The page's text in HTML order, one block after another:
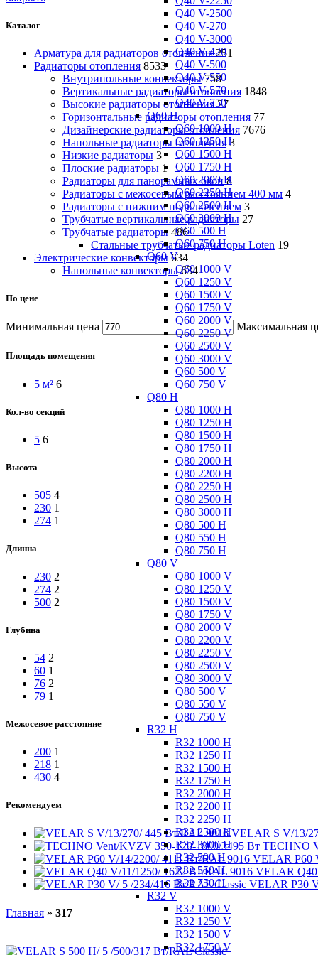
Q40 V-2500
Q40 V-270
Q40 V-3000
Q40 V-420
Q40 V-500
Q40 V-550
Q40 V-570
Q40 V-750
Q60 H
Q60 1000 H
Q60 1250 H
Q60 1500 H
Q60 1750 H
Q60 2000 H
Q60 2250 H
Q60 2500 H
Q60 3000 H
Q60 500 H
Q60 750 H
Q60 V
Q60 1000 V
Q60 1250 V
Q60 1500 V
Q60 1750 V
Q60 2000 V
Q60 2250 V
Q60 2500 V
Q60 3000 V
Q60 500 V
Q60 750 V
Q80 H
Q80 1000 H
Q80 1250 H
Q80 1500 H
Q80 1750 H
Q80 2000 H
Q80 2200 H
Q80 2250 H
Q80 2500 H
Q80 3000 H
Q80 500 H
Q80 550 H
Q80 750 H
Q80 V
Q80 1000 V
Q80 1250 V
Q80 1500 V
Q80 1750 V
Q80 2000 V
Q80 2200 V
Q80 2250 V
Q80 2500 V
Q80 3000 V
Q80 500 V
Q80 550 V
Q80 750 V
R32 H
R32 1000 H
R32 1250 H
R32 1500 H
R32 1750 H
R32 2000 H
R32 2200 H
R32 2250 H
R32 2500 H
R32 3000 H
R32 500 H
R32 550 H
R32 750 H
R32 V
R32 1000 V
R32 1250 V
R32 1500 V
R32 1750 V
Каталог
Арматура для радиаторов отопления 251
Радиаторы отопления 8533
Внутрипольные конвекторы 758
Вертикальные радиаторы отопления 1848
Высокие радиаторы отопления 27
Горизонтальные радиаторы отопления 77
Дизайнерские радиаторы отопления 7676
Напольные радиаторы отопления 3
Низкие радиаторы 3
Плоские радиаторы 1
Радиаторы для панорамных окон 8
Радиаторы с межосевым расстоянием 400 мм 4
Радиаторы с нижним подключением 3
Трубчатые вертикальные радиаторы 27
Трубчатые радиаторы 486
Cтальные трубчатые радиаторы Loten 19
Электрические конвекторы 634
Напольные конвекторы 634
По цене
Минимальная цена Максимальная
Площадь помещения
5 м² 6
Кол-во секций
5 6
Высота
505 4
230 1
274 1
Длинна
230 2
274 2
500 2
Глубина
54 2
60 1
76 2
79 1
Межосевое расстояние
200 1
218 1
430 4
Рекомендуем
VELAR S V/13/
TECHNO
VELAR P60
VELAR Q40
VELAR P30
Главная » 317